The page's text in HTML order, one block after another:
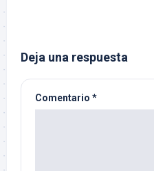
Deja una respuesta
Comentario *